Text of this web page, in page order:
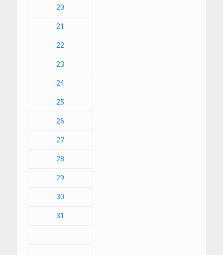
20
21
22
23
24
25
26
27
28
29
30
31